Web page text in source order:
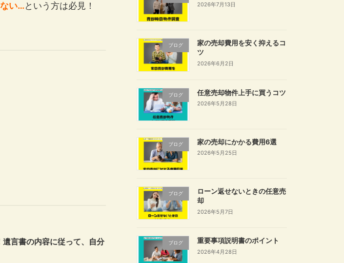
い…という方は必見！
遺言書の内容に従って、自分
2026年7月13日
ブログ
家の売却費用を安く抑えるコ
ツ
2026年6月2日
ブログ 任意売却物件上手に買うコツ
2026年5月28日
ブログ 家の売却にかかる費用6選
2026年5月25日
ブログ
ローン返せないときの任意売
却
2026年5月7日
ブログ 重要事項説明書のポイント
2026年4月28日